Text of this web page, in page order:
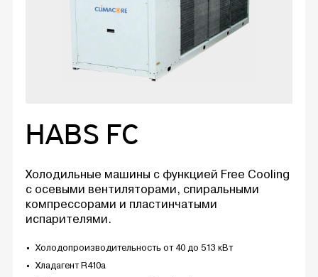
HABS FC
Холодильные машины с функцией Free Cooling
с осевыми вентиляторами, спиральными
компрессорами и пластинчатыми
испарителями.
Холодопроизводительность от 40 до 513 кВт
Хладагент R410a